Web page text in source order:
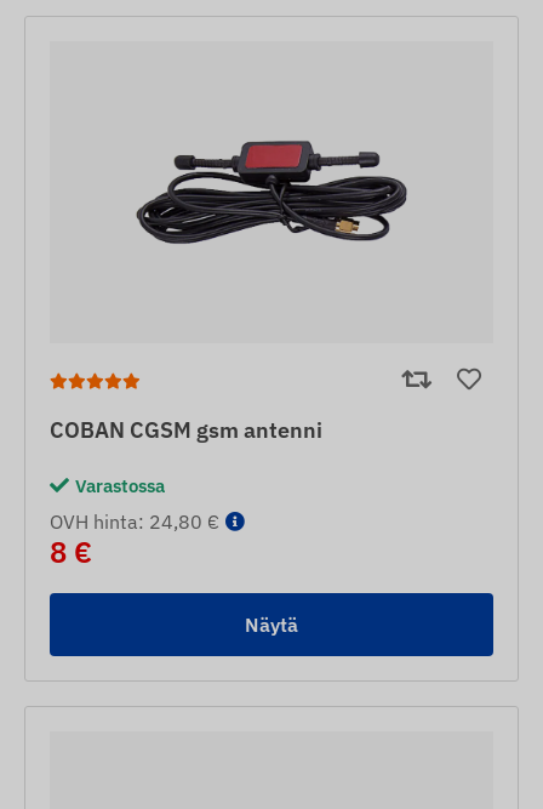
COBAN CGSM gsm antenni
Varastossa
OVH hinta: 24,80 €
8 €
Näytä